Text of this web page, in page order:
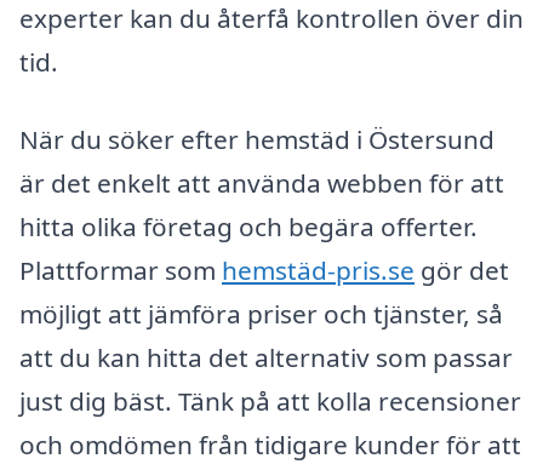
experter kan du återfå kontrollen över din
tid.
När du söker efter hemstäd i Östersund
är det enkelt att använda webben för att
hitta olika företag och begära offerter.
Plattformar som hemstäd-pris.se gör det
möjligt att jämföra priser och tjänster, så
att du kan hitta det alternativ som passar
just dig bäst. Tänk på att kolla recensioner
och omdömen från tidigare kunder för att